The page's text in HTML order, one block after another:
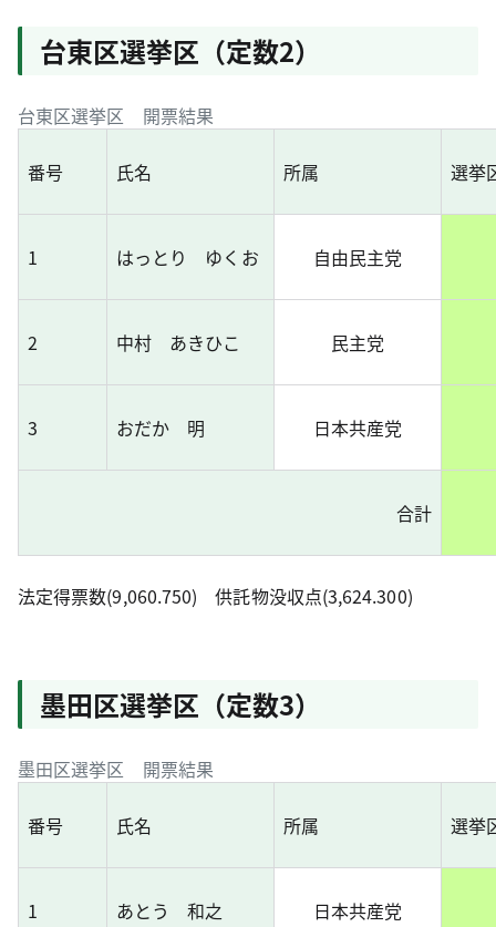
台東区選挙区（定数2）
台東区選挙区 開票結果
番号 氏名 所属 選挙
1 はっとり ゆくお 自由民主党
2 中村 あきひこ 民主党
3 おだか 明 日本共産党
合計
法定得票数(9,060.750) 供託物没収点(3,624.300)
墨田区選挙区（定数3）
墨田区選挙区 開票結果
番号 氏名 所属 選挙
1 あとう 和之 日本共産党